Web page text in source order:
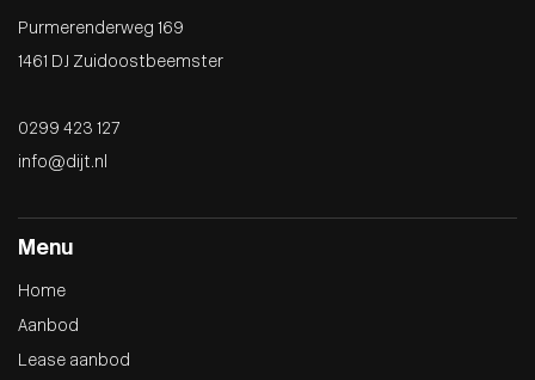
Purmerenderweg 169
1461 DJ Zuidoostbeemster
0299 423 127
info@dijt.nl
Menu
Home
Aanbod
Lease aanbod